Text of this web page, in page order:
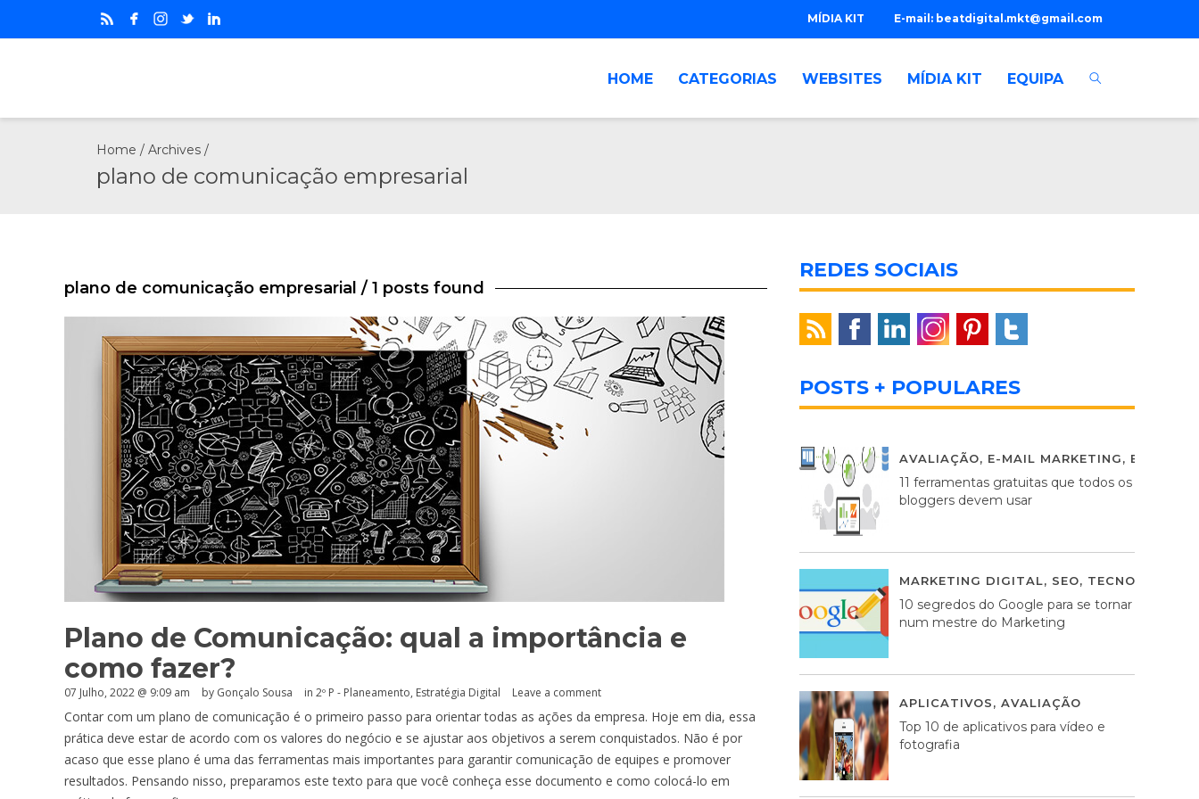
E-mail: beatdigital.mkt@gmail.com
MÍDIA KIT
HOME CATEGORIAS WEBSITES MÍDIA KIT EQUIPA
Home / Archives /
plano de comunicação empresarial
plano de comunicação empresarial / 1 posts found
Plano de Comunicação: qual a importância e
como fazer?
07 Julho, 2022 @ 9:09 am by Gonçalo Sousa in 2º P - Planeamento, Estratégia Digital Leave a comment
Contar com um plano de comunicação é o primeiro passo para orientar todas as ações da empresa. Hoje em dia, essa
prática deve estar de acordo com os valores do negócio e se ajustar aos objetivos a serem conquistados. Não é por
acaso que esse plano é uma das ferramentas mais importantes para garantir comunicação de equipes e promover
resultados. Pensando nisso, preparamos este texto para que você conheça esse documento e como colocá-lo em
REDES SOCIAIS
POSTS + POPULARES
AVALIAÇÃO, E-MAIL MARKETING,
11 ferramentas gratuitas que todos os
bloggers devem usar
MARKETING DIGITAL, SEO, TECNOLOGIA
10 segredos do Google para se tornar
num mestre do Marketing
APLICATIVOS, AVALIAÇÃO
Top 10 de aplicativos para vídeo e
fotografia